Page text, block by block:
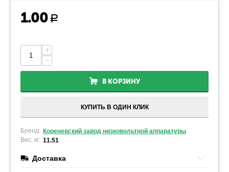
1.00 Р
+
−
В КОРЗИНУ
КУПИТЬ В ОДИН КЛИК
Бренд: Кореневский завод низковольтной аппаратуры
Вес, кг: 11.51
Доставка